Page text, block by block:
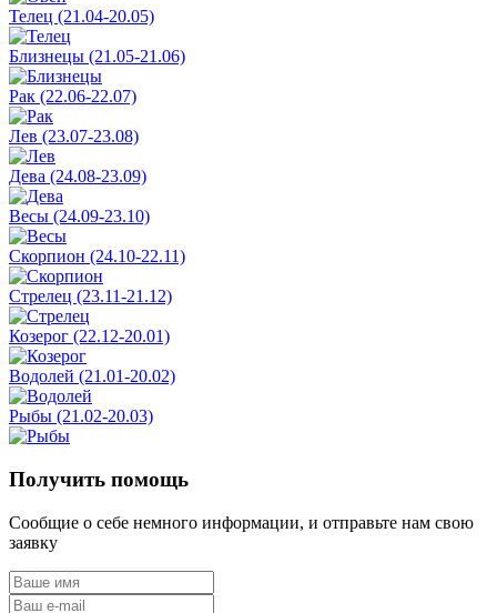
Телец (21.04-20.05)
Близнецы (21.05-21.06)
Рак (22.06-22.07)
Лев (23.07-23.08)
Дева (24.08-23.09)
Весы (24.09-23.10)
Скорпион (24.10-22.11)
Стрелец (23.11-21.12)
Козерог (22.12-20.01)
Водолей (21.01-20.02)
Рыбы (21.02-20.03)
Получить помощь
Сообщие о себе немного информации, и отправьте нам свою
заявку